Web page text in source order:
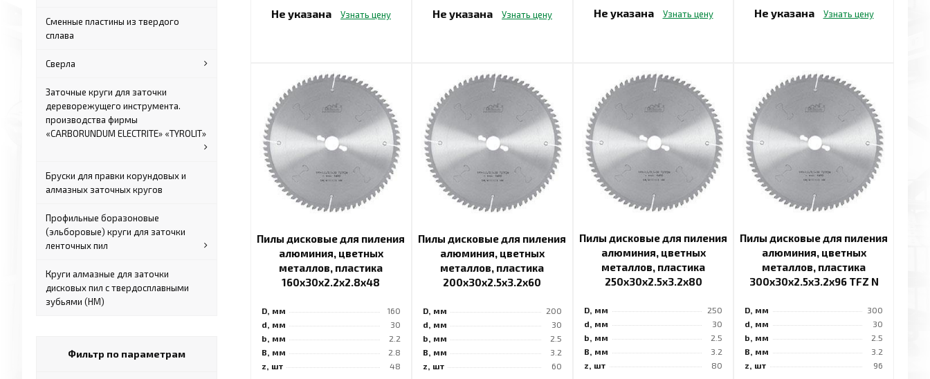
Сменные пластины из твердого
сплава
Сверла
Заточные круги для заточки
дереворежущего инструмента.
производства фирмы
«CARBORUNDUM ELECTRITE» «TYROLIT»
Бруски для правки корундовых и
алмазных заточных кругов
Профильные боразоновые
(эльборовые) круги для заточки
ленточных пил
Круги алмазные для заточки
дисковых пил с твердосплавными
зубьями (HM)
Фильтр по параметрам
Не указана Узнать цену Не указана Узнать цену Не указана Узнать цену Не указана Узнать цену
Пилы дисковые для пиления
алюминия, цветных
металлов, пластика
160x30x2.2x2.8x48
D, мм
160
d, мм
30
b, мм
2.2
B, мм
2.8
z, шт
48
Пилы дисковые для пиления
алюминия, цветных
металлов, пластика
200x30x2.5x3.2x60
D, мм
200
d, мм
30
b, мм
2.5
B, мм
3.2
z, шт
60
Пилы дисковые для пиления
алюминия, цветных
металлов, пластика
250x30x2.5x3.2x80
D, мм
250
d, мм
30
b, мм
2.5
B, мм
3.2
z, шт
80
Пилы дисковые для пиления
алюминия, цветных
металлов, пластика
300x30x2.5x3.2x96 TFZ N
D, мм
300
d, мм
30
b, мм
2.5
B, мм
3.2
z, шт
96